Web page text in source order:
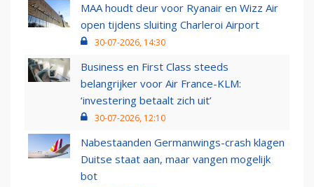
MAA houdt deur voor Ryanair en Wizz Air
open tijdens sluiting Charleroi Airport
30-07-2026, 14:30
Business en First Class steeds
belangrijker voor Air France-KLM:
‘investering betaalt zich uit’
30-07-2026, 12:10
Nabestaanden Germanwings-crash klagen
Duitse staat aan, maar vangen mogelijk
bot